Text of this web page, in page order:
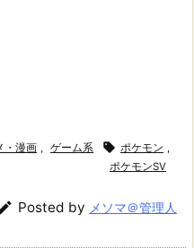
・漫画 , ゲーム系  ポケモン ,
ポケモンSV
Posted by メソマ＠管理人